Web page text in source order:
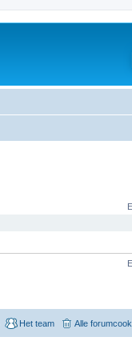
Alle
Het team